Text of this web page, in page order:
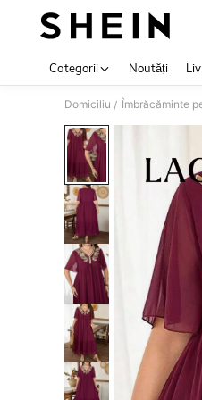
Categorii Noutăți
Domiciliu / Îmbrăcăminte